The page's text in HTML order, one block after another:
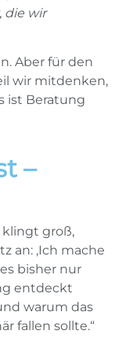
die wir
Aber für den
wir mitdenken,
ist Beratung
–
klingt groß,
an: ‚Ich mache
bisher nur
entdeckt
warum das
fallen sollte.“